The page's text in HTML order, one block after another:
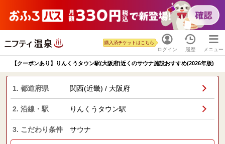
ログイン
購入済チケットはこちら
履歴 メニュー
【クーポンあり】りんくうタウン駅(大阪府)近くのサウナ施設おすすめ(2026年版)
1. 都道府県 関西(近畿) / 大阪府
2. 沿線・駅 りんくうタウン駅
3. こだわり条件 サウナ